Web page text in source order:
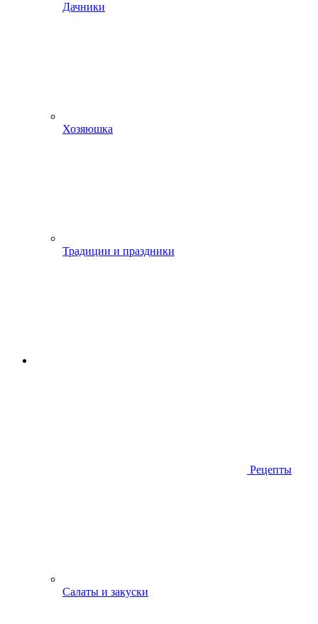
Дачники
Хозяюшка
Традиции и праздники
Рецепты
Салаты и закуски